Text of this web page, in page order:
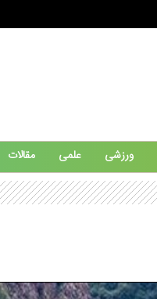
ورزشی علمی مقالات